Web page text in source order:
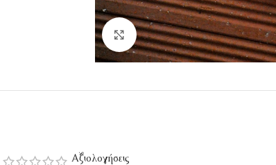
Κάντε κλικ για μεγέθυνση
Αξιολογήσεις